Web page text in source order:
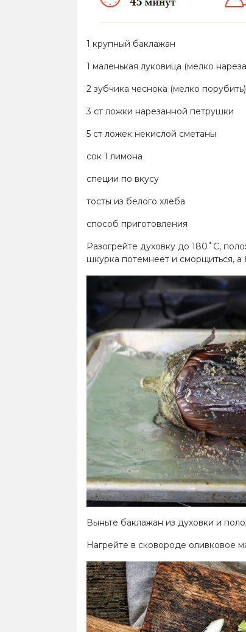
1 крупный баклажан
1 маленькая луковица (мелко
2 зубчика чеснока (мелко порубить)
3 ст ложки нарезанной петрушки
5 ст ложек некислой сметаны
сок 1 лимона
специи по вкусу
тосты из белого хлеба
способ приготовления
Разогрейте духовку до 180˚С,
шкурка потемнеет и сморщиться, а
Выньте баклажан из духовки и
Нагрейте в сковороде оливковое